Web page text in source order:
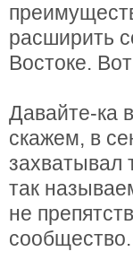
расширить
Востоке.
Давайте-ка
скажем, в
захватывал
так
не
сообщество.